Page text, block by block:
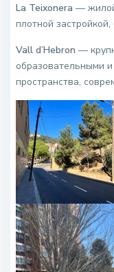
La Teixonera —
плотной
Vall d’Hebron —
образовательными
пространства,